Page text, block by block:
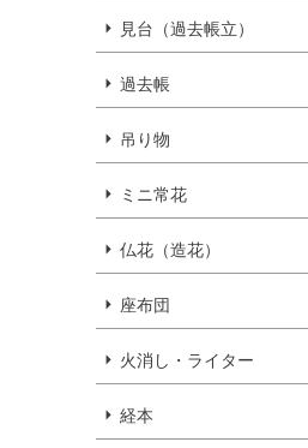
見台（過去帳立）
過去帳
吊り物
ミニ常花
仏花（造花）
座布団
火消し・ライター
経本